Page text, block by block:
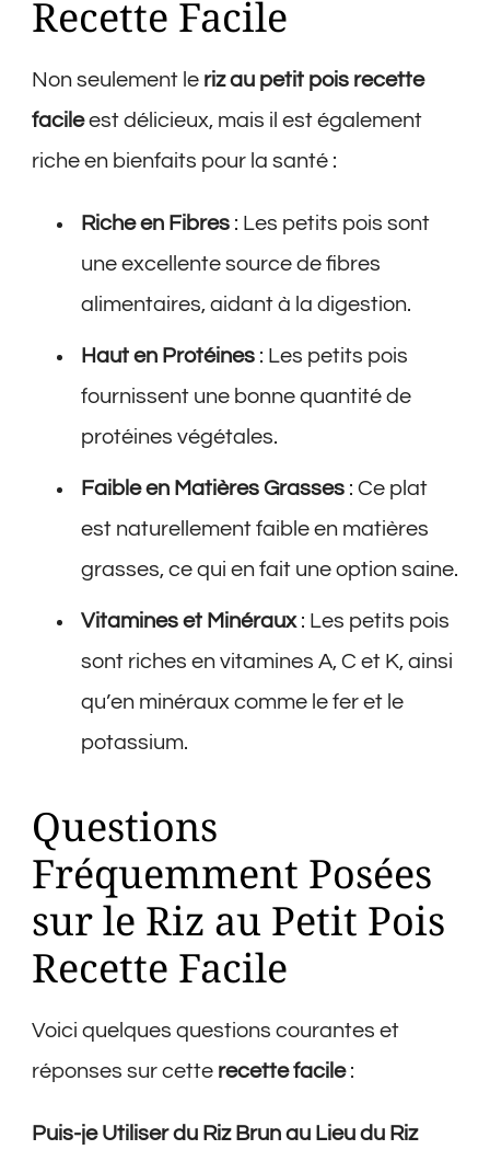
Recette Facile
Non seulement le riz au petit pois recette
facileest délicieux, mais il est également
riche en bienfaits pour la santé :
Riche en Fibres : Les petits pois sont
une excellente source de fibres
alimentaires, aidant à la digestion.
Haut en Protéines : Les petits pois
fournissent une bonne quantité de
protéines végétales.
Faible en Matières Grasses : Ce plat
est naturellement faible en matières
grasses, ce qui en fait une option saine.
Vitamines et Minéraux: Les petits pois
sont riches en vitamines A, C et K, ainsi
qu’en minéraux comme le fer et le
potassium.
Questions
Fréquemment Posées
sur le Riz au Petit Pois
Recette Facile
Voici quelques questions courantes et
réponses sur cette recette facile:
Puis-je Utiliser du Riz Brun au Lieu du Riz